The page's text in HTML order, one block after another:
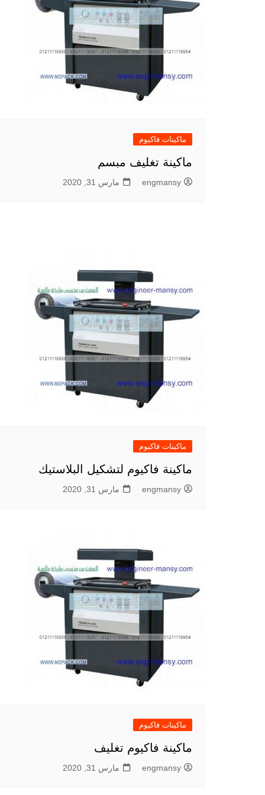
ماكينات فاكيوم
ماكينة تغليف مبسم
engmansy مارس 31, 2020
ماكينات فاكيوم
ماكينة فاكيوم لتشكيل البلاستيك
engmansy مارس 31, 2020
ماكينات فاكيوم
ماكينة فاكيوم تغليف
engmansy مارس 31, 2020